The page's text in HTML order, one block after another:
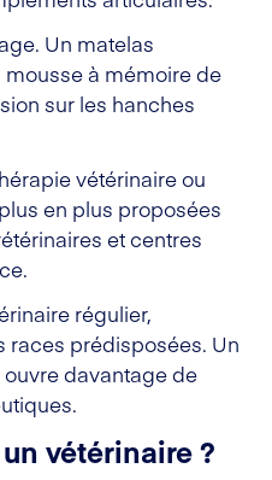
Un matelas
à mémoire de
sur les hanches
vétérinaire ou
en plus proposées
et centres
régulier,
races prédisposées. Un
davantage de
vétérinaire ?